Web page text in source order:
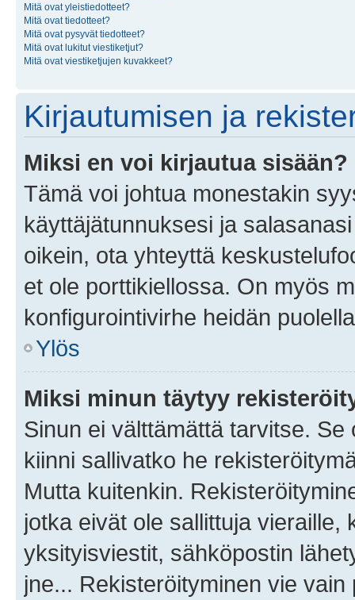
Mitä ovat yleistiedotteet?
Mitä ovat tiedotteet?
Mitä ovat pysyvät tiedotteet?
Mitä ovat lukitut viestiketjut?
Mitä ovat viestiketjujen kuvakkeet?
Kirjautumisen ja
Miksi en voi kirjautua sisään?
Tämä voi johtua monestakin
käyttäjätunnuksesi ja
oikein, ota yhteyttä
et ole porttikiellossa. On myös
konfigurointivirhe heidän
Ylös
Miksi minun täytyy
Sinun ei välttämättä tarvitse.
kiinni sallivatko he
Mutta kuitenkin.
jotka eivät ole sallittuja vieraille,
yksityisviestit, sähköpostin
jne... Rekisteröityminen vie